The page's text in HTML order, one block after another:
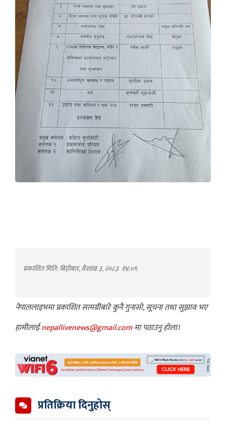
प्रकाशित मिति: बिहीबार, वैशाख ३, २०८३ १४:०९
नेपाललाइभमा प्रकाशित सामग्रीबारे कुनै गुनासो, सूचना तथा सुझाव भए
हामीलाईnepallivenews@gmail.comमा पठाउनु होला।
प्रतिक्रिया दिनुहोस्